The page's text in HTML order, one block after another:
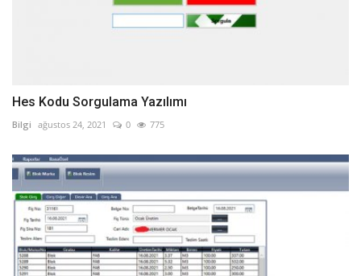
Hes Kodu Sorgulama Yazılımı
Bilgi ağustos 24, 2021 0 775